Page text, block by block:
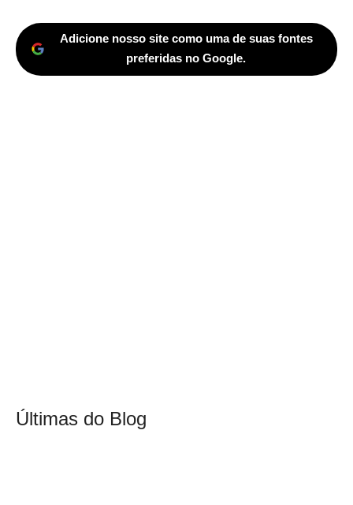
Adicione nosso site como uma de suas fontes
preferidas no Google.
Últimas do Blog